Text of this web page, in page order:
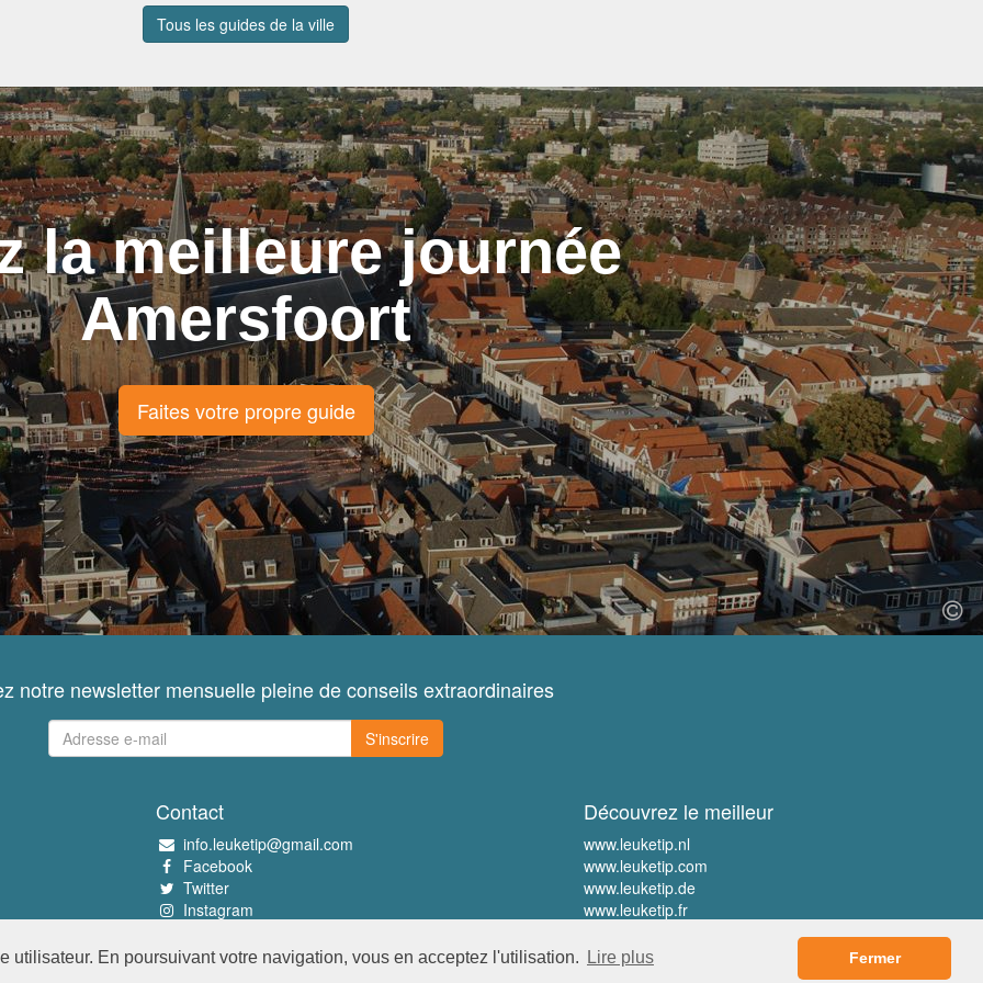
En poursuivant votre navigation, vous en acceptez l'utilisation. Lire plus Fermer
Tous les guides de la ville
la meilleure journée
Amersfoort
Faites votre propre guide
notre newsletter mensuelle pleine de conseils extraordinaires
S'inscrire
Contact
info.leuketip@gmail.com
Facebook
Twitter
Instagram
Découvrez le meilleur
www.leuketip.nl
www.leuketip.com
www.leuketip.de
www.leuketip.fr